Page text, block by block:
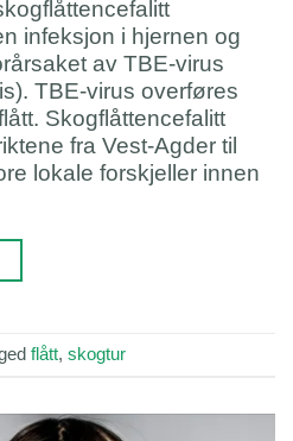
infeksjon i hjernen og
av TBE-virus
TBE-virus overføres
Skogflåttencefalitt
fra Vest-Agder til
lokale forskjeller innen
flått, skogtur